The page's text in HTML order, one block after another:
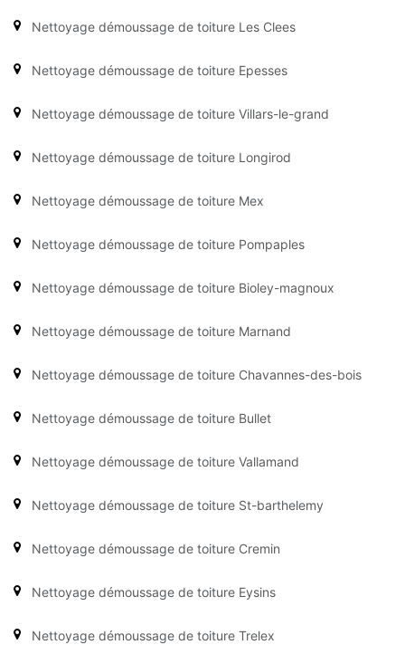
Nettoyage démoussage de toiture Les Clees
Nettoyage démoussage de toiture Epesses
Nettoyage démoussage de toiture Villars-le-grand
Nettoyage démoussage de toiture Longirod
Nettoyage démoussage de toiture Mex
Nettoyage démoussage de toiture Pompaples
Nettoyage démoussage de toiture Bioley-magnoux
Nettoyage démoussage de toiture Marnand
Nettoyage démoussage de toiture Chavannes-des-bois
Nettoyage démoussage de toiture Bullet
Nettoyage démoussage de toiture Vallamand
Nettoyage démoussage de toiture St-barthelemy
Nettoyage démoussage de toiture Cremin
Nettoyage démoussage de toiture Eysins
Nettoyage démoussage de toiture Trelex